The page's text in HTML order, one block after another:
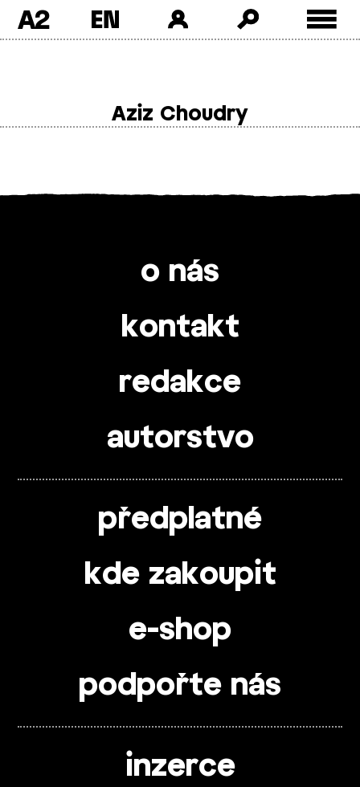
A2
Aziz Choudry
o nás
kontakt
redakce
autorstvo
předplatné
kde zakoupit
e-shop
podpořte nás
inzerce